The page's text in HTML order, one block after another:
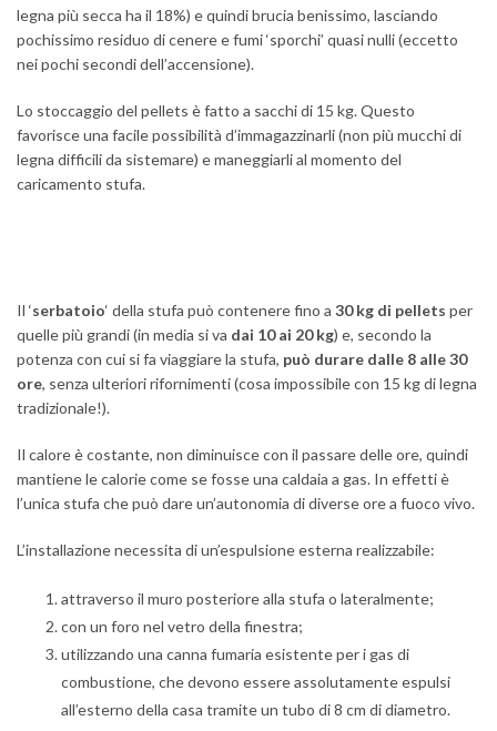
legna più secca ha il 18%) e quindi brucia benissimo, lasciando
pochissimo residuo di cenere e fumi ‘sporchi’ quasi nulli (eccetto
nei pochi secondi dell’accensione).
Lo stoccaggio del pellets è fatto a sacchi di 15 kg. Questo
favorisce una facile possibilità d’immagazzinarli (non più mucchi di
legna difficili da sistemare) e maneggiarli al momento del
caricamento stufa.
Il ‘serbatoio‘ della stufa può contenere fino a 30 kg di pellets per
quelle più grandi (in media si va dai 10 ai 20 kg) e, secondo la
potenza con cui si fa viaggiare la stufa, può durare dalle 8 alle 30
ore, senza ulteriori rifornimenti (cosa impossibile con 15 kg di legna
tradizionale!).
Il calore è costante, non diminuisce con il passare delle ore, quindi
mantiene le calorie come se fosse una caldaia a gas. In effetti è
l’unica stufa che può dare un’autonomia di diverse ore a fuoco vivo.
L’installazione necessita di un’espulsione esterna realizzabile:
attraverso il muro posteriore alla stufa o lateralmente;
con un foro nel vetro della finestra;
utilizzando una canna fumaria esistente per i gas di
combustione, che devono essere assolutamente espulsi
all’esterno della casa tramite un tubo di 8 cm di diametro.